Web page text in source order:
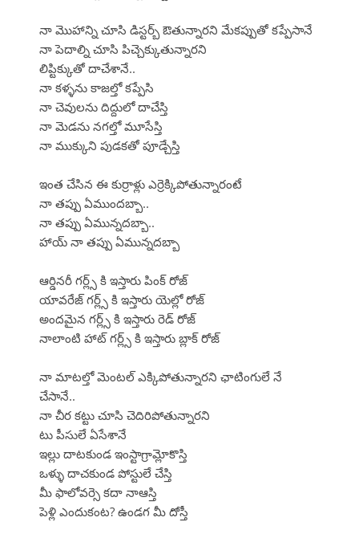
నా మొహాన్ని చూసి డిస్టర్బ్ ఔతున్నారని మేకప్పుతో కప్పేసానే
నా పెదాల్ని చూసి పిచ్చెక్కుతున్నారని
లిప్టిక్కుతో దాచేశానే..
నా కళ్ళను కాజల్తో కప్పేసి
నా చెవులను దిద్దులో దాచేస్తి
నా మెడను నగల్తో మూసేస్తి
నా ముక్కుని పుడకతో పూడ్చేస్తి
ఇంత చేసిన ఈ కుర్రాళ్లు ఎర్రెక్కిపోతున్నారంటే
నా తప్పు ఏముందబ్బా..
నా తప్పు ఏమున్నదబ్బా..
హాయ్ నా తప్పు ఏమున్నదబ్బా
ఆర్డినరీ గర్ల్స్ కి ఇస్తారు పింక్ రోజ్
యావరేజ్ గర్ల్స్ కి ఇస్తారు యెల్లో రోజ్
అందమైన గర్ల్స్ కి ఇస్తారు రెడ్ రోజ్
నాలాంటి హాట్ గర్ల్స్ కి ఇస్తారు బ్లాక్ రోజ్
నా మాటల్తో మెంటల్ ఎక్కిపోతున్నారని ఛాటింగులే నే
చేసానే..
నా చీర కట్టు చూసి చెదిరిపోతున్నారని
టు పీసులే ఏసేశానే
ఇల్లు దాటకుండ ఇంస్టాగ్రామ్లోకొస్తి
ఒళ్ళు దాచకుండ పోస్టులే చేస్తి
మీ ఫాలోవర్సె కదా నాఆస్తి
పెళ్లి ఎందుకంట? ఉండగ మీ దోస్తీ